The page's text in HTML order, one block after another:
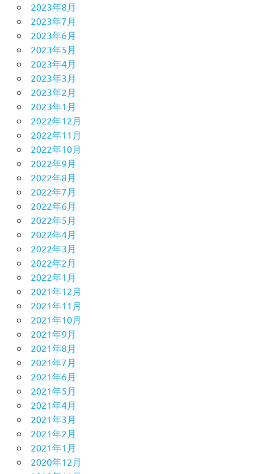
2023年8月
2023年7月
2023年6月
2023年5月
2023年4月
2023年3月
2023年2月
2023年1月
2022年12月
2022年11月
2022年10月
2022年9月
2022年8月
2022年7月
2022年6月
2022年5月
2022年4月
2022年3月
2022年2月
2022年1月
2021年12月
2021年11月
2021年10月
2021年9月
2021年8月
2021年7月
2021年6月
2021年5月
2021年4月
2021年3月
2021年2月
2021年1月
2020年12月